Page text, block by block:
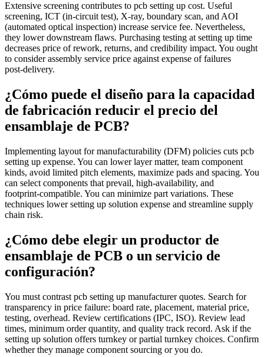
Extensive screening contributes to pcb setting up cost. Useful
screening, ICT (in‑circuit test), X‑ray, boundary scan, and AOI
(automated optical inspection) increase service fee. Nevertheless,
they lower downstream flaws. Purchasing testing at setting up time
decreases price of rework, returns, and credibility impact. You ought
to consider assembly service price against expense of failures
post‑delivery.
¿Cómo puede el diseño para la capacidad
de fabricación reducir el precio del
ensamblaje de PCB?
Implementing layout for manufacturability (DFM) policies cuts pcb
setting up expense. You can lower layer matter, team component
kinds, avoid limited pitch elements, maximize pads and spacing. You
can select components that prevail, high-availability, and
footprint‑compatible. You can minimize part variations. These
techniques lower setting up solution expense and streamline supply
chain risk.
¿Cómo debe elegir un productor de
ensamblaje de PCB o un servicio de
configuración?
You must contrast pcb setting up manufacturer quotes. Search for
transparency in price failure: board rate, placement, material price,
testing, overhead. Review certifications (IPC, ISO). Review lead
times, minimum order quantity, and quality track record. Ask if the
setting up solution offers turnkey or partial turnkey choices. Confirm
whether they manage component sourcing or you do.